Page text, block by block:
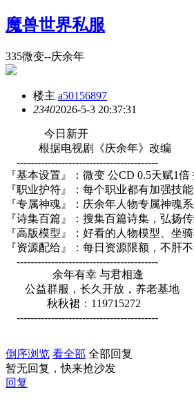
魔兽世界私服
335微变--庆余年
楼主 a50156897
23402026-5-3 20:37:31
今日新开
根据电视剧《庆余年》改编
-----------------------------------------
『基本设置』：微变 公CD 0.5天赋1
『职业护符』：每个职业都有加强技
『专属神魂』：庆余年人物专属神魂
『诗集百篇』：搜集百篇诗集，弘扬
『高版模型』：好看的人物模型、坐
『资源配给』：每日资源限额，不肝
-----------------------------------------
余年有幸 与君相逢
公益群服，长久开放，养老基地
秋秋裙：119715272
-----------------------------------------
倒序浏览 看全部 全部回复
暂无回复，快来抢沙发
回复